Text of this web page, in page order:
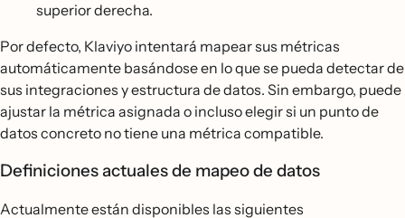
superior derecha.
Por defecto, Klaviyo intentará mapear sus métricas
automáticamente basándose en lo que se pueda detectar de
sus integraciones y estructura de datos. Sin embargo, puede
ajustar la métrica asignada o incluso elegir si un punto de
datos concreto no tiene una métrica compatible.
Definiciones actuales de mapeo de datos
Actualmente están disponibles las siguientes